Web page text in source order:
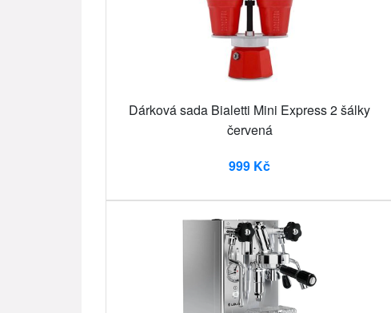
Dárková sada Bialetti Mini Express 2 šálky
červená
999 Kč